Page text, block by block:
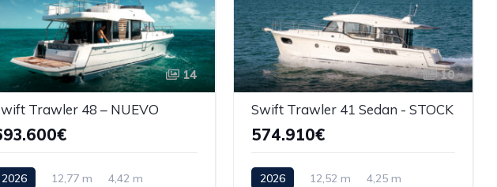
14
Trawler 48 – NUEVO
2026 12,77 m 4,42 m
10
Swift Trawler 41 Sedan - STOCK
574.910€
2026 12,52 m 4,25 m